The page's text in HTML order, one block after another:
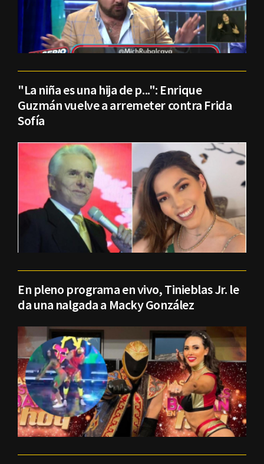
"La niña es una hija de p...": Enrique
Guzmán vuelve a arremeter contra Frida
Sofía
En pleno programa en vivo, Tinieblas Jr. le
da una nalgada a Macky González